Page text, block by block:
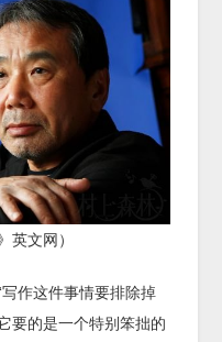
英文网）
作这件事情要排除掉
要的是一个特别笨拙的